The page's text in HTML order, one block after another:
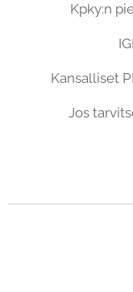
Kpky:n
Kansalliset
Jos